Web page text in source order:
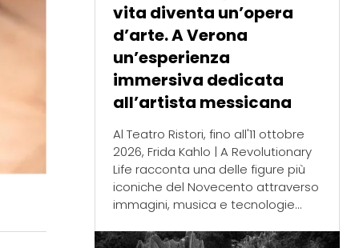
vita diventa un’opera
d’arte. A Verona
un’esperienza
immersiva dedicata
all’artista messicana
Al Teatro Ristori, fino all'11 ottobre
2026, Frida Kahlo | A Revolutionary
Life racconta una delle figure più
iconiche del Novecento attraverso
immagini, musica e tecnologie...